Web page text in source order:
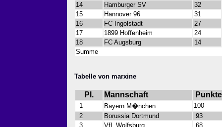
14
Hamburger SV
32
15
Hannover 96
31
16
FC Ingolstadt
27
17
1899 Hoffenheim
24
18
FC Augsburg
14
Summe
Tabelle von marxine
Pl. Mannschaft Punkte
1 Bayern M�nchen
100
2
Borussia Dortmund
93
3
VfL Wolfsburg
68